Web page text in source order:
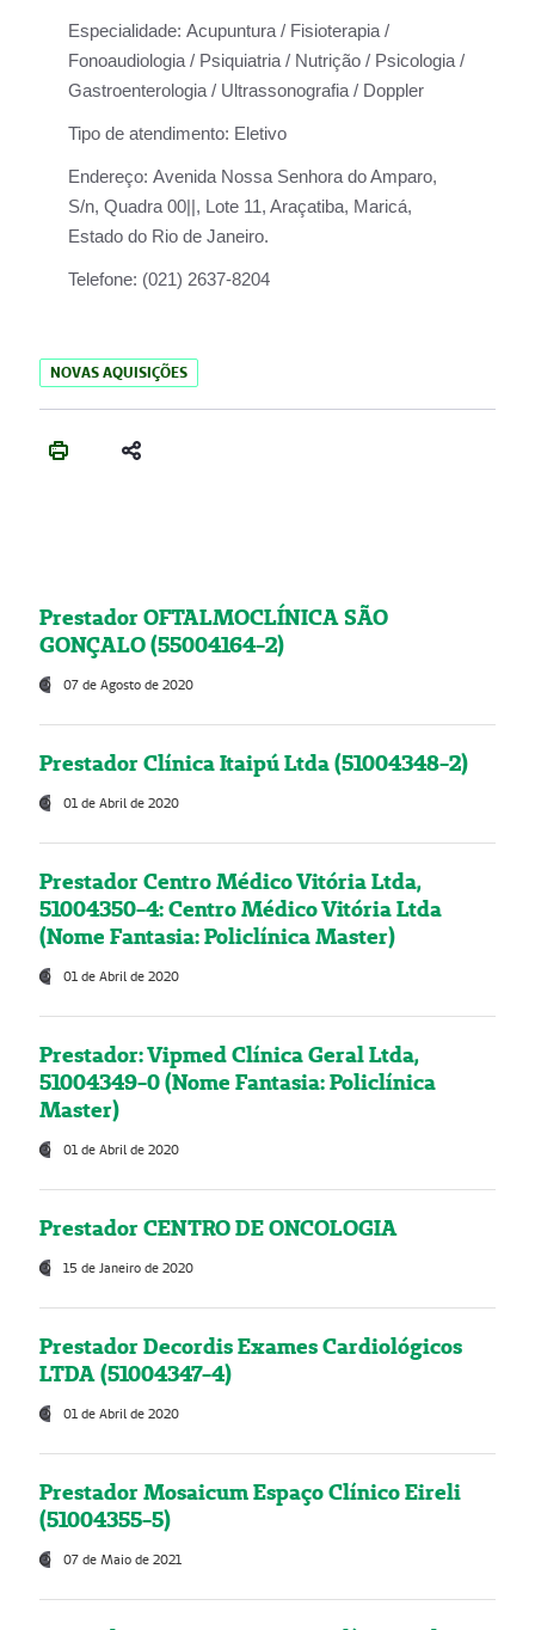
Especialidade: Acupuntura / Fisioterapia /
Fonoaudiologia / Psiquiatria / Nutrição / Psicologia /
Gastroenterologia / Ultrassonografia / Doppler
Tipo de atendimento: Eletivo
Endereço: Avenida Nossa Senhora do Amparo,
S/n, Quadra 00||, Lote 11, Araçatiba, Maricá,
Estado do Rio de Janeiro.
Telefone: (021) 2637-8204
NOVAS AQUISIÇÕES
Prestador OFTALMOCLÍNICA SÃO
GONÇALO (55004164-2)
07 de Agosto de 2020
Prestador Clínica Itaipú Ltda (51004348-2)
01 de Abril de 2020
Prestador Centro Médico Vitória Ltda,
51004350-4: Centro Médico Vitória Ltda
(Nome Fantasia: Policlínica Master)
01 de Abril de 2020
Prestador: Vipmed Clínica Geral Ltda,
51004349-0 (Nome Fantasia: Policlínica
Master)
01 de Abril de 2020
Prestador CENTRO DE ONCOLOGIA
15 de Janeiro de 2020
Prestador Decordis Exames Cardiológicos
LTDA (51004347-4)
01 de Abril de 2020
Prestador Mosaicum Espaço Clínico Eireli
(51004355-5)
07 de Maio de 2021